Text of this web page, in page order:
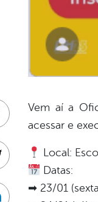
Vem aí a
acessar e
Local:
Datas:
➡ 23/01